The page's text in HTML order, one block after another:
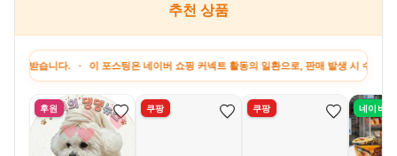
추천 상품
다. · 이 포스팅은 네이버 쇼핑 커넥트 활동의 일환으로, 판매 발생 시 수수료를 제
후원 쿠팡 쿠팡 네이버